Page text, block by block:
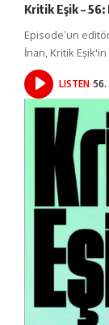
Kritik Eşik – 56:
Episode’un
İnan, Kritik
LISTEN 56.